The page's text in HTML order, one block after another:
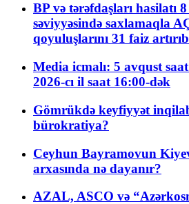
BP və tərəfdaşları hasilatı
səviyyəsində saxlamaqla
qoyuluşlarını 31 faiz
Media icmalı: 5 avqust
2026-cı il saat 16:00-dək
Gömrükdə keyfiyyət
bürokratiya?
Ceyhun Bayramovun
arxasında nə dayanır?
AZAL, ASCO və